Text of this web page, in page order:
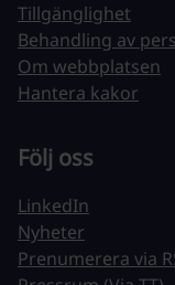
Tillgänglighet
Behandling av
Om webbplatsen
Hantera kakor
Följ oss
LinkedIn
Nyheter
Prenumerera via